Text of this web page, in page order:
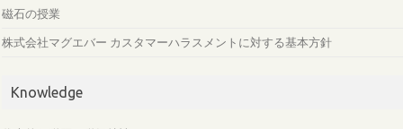
磁石の授業
株式会社マグエバー カスタマーハラスメントに対する基本方針
Knowledge